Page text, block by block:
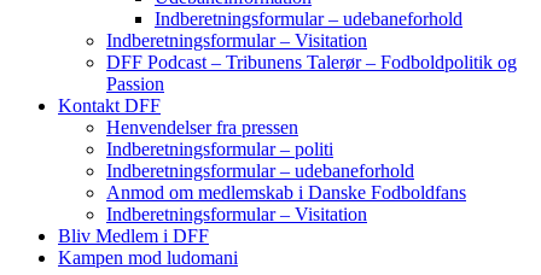
Indberetningsformular – udebaneforhold
Indberetningsformular – Visitation
DFF Podcast – Tribunens Talerør – Fodboldpolitik og
Passion
Kontakt DFF
Henvendelser fra pressen
Indberetningsformular – politi
Indberetningsformular – udebaneforhold
Anmod om medlemskab i Danske Fodboldfans
Indberetningsformular – Visitation
Bliv Medlem i DFF
Kampen mod ludomani